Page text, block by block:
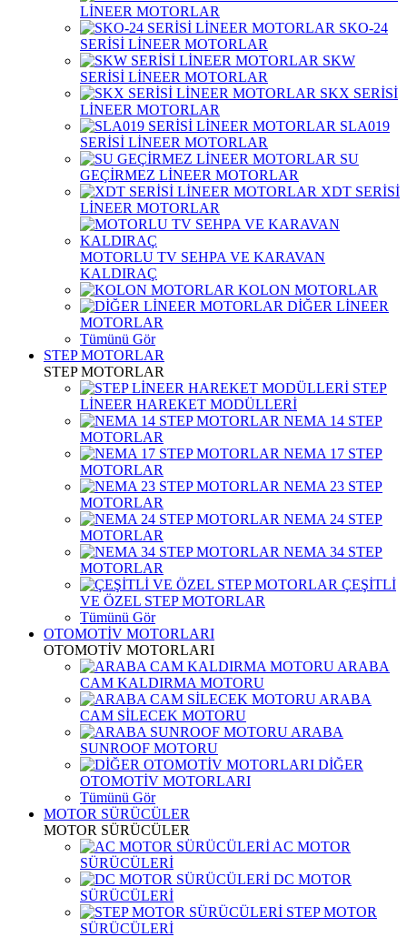
LİNEER MOTORLAR
SKO-24
SERİSİ LİNEER MOTORLAR
SKW
SERİSİ LİNEER MOTORLAR
SKX SERİSİ
LİNEER MOTORLAR
SLA019
SERİSİ LİNEER MOTORLAR
SU
GEÇİRMEZ LİNEER MOTORLAR
XDT SERİSİ
LİNEER MOTORLAR
MOTORLU TV SEHPA VE KARAVAN
KALDIRAÇ
KOLON MOTORLAR
DİĞER LİNEER
MOTORLAR
Tümünü Gör
STEP MOTORLAR
STEP MOTORLAR
STEP
LİNEER HAREKET MODÜLLERİ
NEMA 14 STEP
MOTORLAR
NEMA 17 STEP
MOTORLAR
NEMA 23 STEP
MOTORLAR
NEMA 24 STEP
MOTORLAR
NEMA 34 STEP
MOTORLAR
ÇEŞİTLİ
VE ÖZEL STEP MOTORLAR
Tümünü Gör
OTOMOTİV MOTORLARI
OTOMOTİV MOTORLARI
ARABA
CAM KALDIRMA MOTORU
ARABA
CAM SİLECEK MOTORU
ARABA
SUNROOF MOTORU
DİĞER
OTOMOTİV MOTORLARI
Tümünü Gör
MOTOR SÜRÜCÜLER
MOTOR SÜRÜCÜLER
AC MOTOR
SÜRÜCÜLERİ
DC MOTOR
SÜRÜCÜLERİ
STEP MOTOR
SÜRÜCÜLERİ